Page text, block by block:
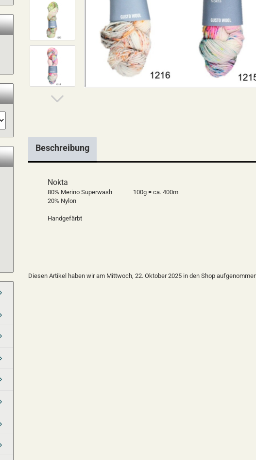
Beschreibung
Nokta
80% Merino Superwash
100g = ca. 400m
20% Nylon
Handgefärbt
Diesen Artikel haben wir am Mittwoch, 22. Oktober 2025 in den Shop